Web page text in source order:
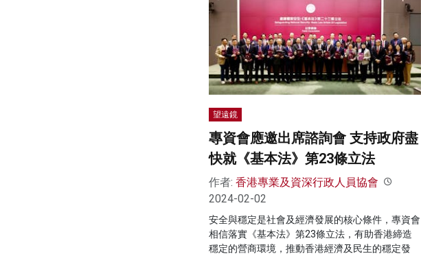
望遠鏡
專資會應邀出席諮詢會 支持政府盡
快就《基本法》第23條立法
作者: 香港專業及資深行政人員協會
2024-02-02
安全與穩定是社會及經濟發展的核心條件，專資會
相信落實《基本法》第23條立法，有助香港締造
穩定的營商環境，推動香港經濟及民生的穩定發